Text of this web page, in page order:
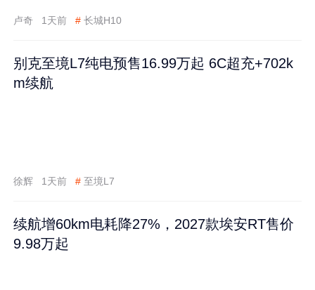
卢奇 1天前 # 长城H10
别克至境L7纯电预售16.99万起 6C超充+702k
m续航
徐辉 1天前 # 至境L7
续航增60km电耗降27%，2027款埃安RT售价
9.98万起